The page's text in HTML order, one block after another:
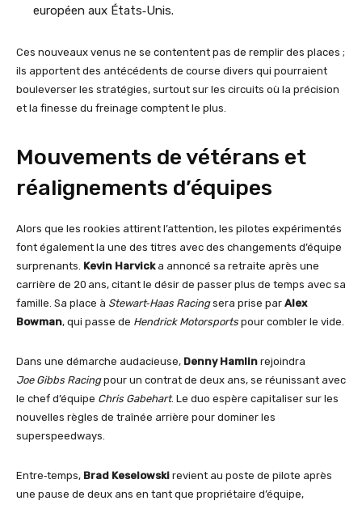
européen aux États‑Unis.
Ces nouveaux venus ne se contentent pas de remplir des places ;
ils apportent des antécédents de course divers qui pourraient
bouleverser les stratégies, surtout sur les circuits où la précision
et la finesse du freinage comptent le plus.
Mouvements de vétérans et
réalignements d’équipes
Alors que les rookies attirent l’attention, les pilotes expérimentés
font également la une des titres avec des changements d’équipe
surprenants. Kevin Harvicka annoncé sa retraite après une
carrière de 20 ans, citant le désir de passer plus de temps avec sa
famille. Sa place à Stewart‑Haas Racingsera prise par Alex
Bowman, qui passe de Hendrick Motorsports pour combler le vide.
Dans une démarche audacieuse, Denny Hamlin rejoindra
Joe Gibbs Racingpour un contrat de deux ans, se réunissant avec
le chef d’équipe Chris Gabehart. Le duo espère capitaliser sur les
nouvelles règles de traînée arrière pour dominer les
superspeedways.
Entre‑temps, Brad Keselowski revient au poste de pilote après
une pause de deux ans en tant que propriétaire d’équipe,